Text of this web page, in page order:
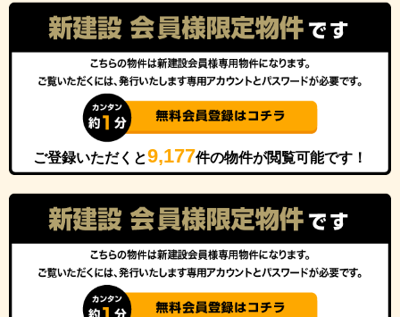
ご登録いただくと9,177件の物件が閲覧可能です！